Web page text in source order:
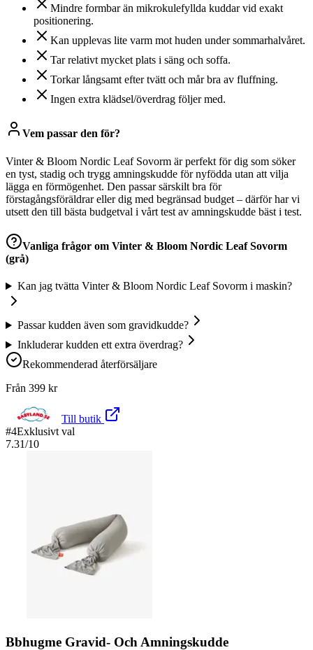
Mindre formbar än mikrokulefyllda kuddar vid exakt
positionering.
Kan upplevas lite varm mot huden under sommarhalvåret.
Tar relativt mycket plats i säng och soffa.
Torkar långsamt efter tvätt och mår bra av fluffning.
Ingen extra klädsel/överdrag följer med.
Vem passar den för?
Vinter & Bloom Nordic Leaf Sovorm är perfekt för dig som söker
en tyst, stadig och trygg amningskudde för nyfödda utan att vilja
lägga en förmögenhet. Den passar särskilt bra för
förstagångsföräldrar eller dig med begränsad budget – därför har vi
utsett den till bästa budgetval i vårt test av amningskudde bäst i test.
Vanliga frågor om Vinter & Bloom Nordic Leaf Sovorm
(grå)
Kan jag tvätta Vinter & Bloom Nordic Leaf Sovorm i maskin?
Passar kudden även som gravidkudde?
Inkluderar kudden ett extra överdrag?
Rekommenderad återförsäljare
Från 399 kr
Till butik
#4Exklusivt val
7.31/10
Bbhugme Gravid- Och Amningskudde